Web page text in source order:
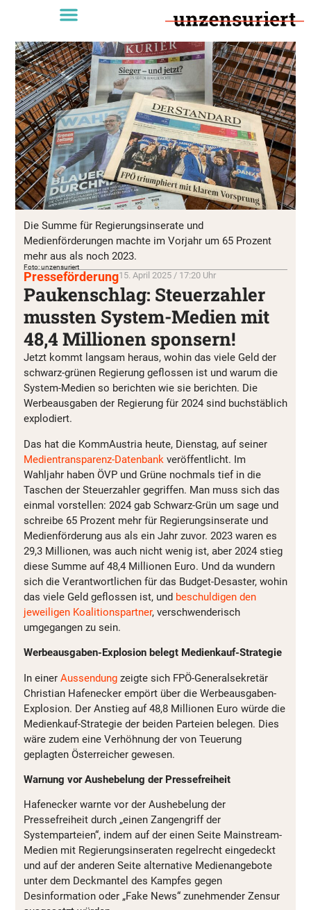
Die Summe für Regierungsinserate und
Medienförderungen machte im Vorjahr um 65 Prozent
mehr aus als noch 2023.
Foto: unzensuriert
Presseförderung15. April 2025 / 17:20 Uhr
Paukenschlag: Steuerzahler
mussten System-Medien mit
48,4 Millionen sponsern!
Jetzt kommt langsam heraus, wohin das viele Geld der
schwarz-grünen Regierung geflossen ist und warum die
System-Medien so berichten wie sie berichten. Die
Werbeausgaben der Regierung für 2024 sind buchstäblich
explodiert.
Das hat die KommAustria heute, Dienstag, auf seiner
Medientransparenz-Datenbank veröffentlicht. Im
Wahljahr haben ÖVP und Grüne nochmals tief in die
Taschen der Steuerzahler gegriffen. Man muss sich das
einmal vorstellen: 2024 gab Schwarz-Grün um sage und
schreibe 65 Prozent mehr für Regierungsinserate und
Medienförderung aus als ein Jahr zuvor. 2023 waren es
29,3 Millionen, was auch nicht wenig ist, aber 2024 stieg
diese Summe auf 48,4 Millionen Euro. Und da wundern
sich die Verantwortlichen für das Budget-Desaster, wohin
das viele Geld geflossen ist, und beschuldigen den
jeweiligen Koalitionspartner, verschwenderisch
umgegangen zu sein.
Werbeausgaben-Explosion belegt Medienkauf-Strategie
In einer Aussendung zeigte sich FPÖ-Generalsekretär
Christian Hafenecker empört über die Werbeausgaben-
Explosion. Der Anstieg auf 48,8 Millionen Euro würde die
Medienkauf-Strategie der beiden Parteien belegen. Dies
wäre zudem eine Verhöhnung der von Teuerung
geplagten Österreicher gewesen.
Warnung vor Aushebelung der Pressefreiheit
Hafenecker warnte vor der Aushebelung der
Pressefreiheit durch „einen Zangengriff der
Systemparteien“, indem auf der einen Seite Mainstream-
Medien mit Regierungsinseraten regelrecht eingedeckt
und auf der anderen Seite alternative Medienangebote
unter dem Deckmantel des Kampfes gegen
Desinformation oder „Fake News“ zunehmender Zensur